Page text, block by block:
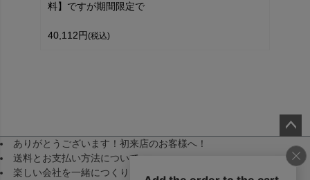
料】ですが期間限定で
40,112円 (税込)
ペー
ジト
ありがとうございます！初来店のお客様へ！
送料とお支払い方法について
楽しい会社を一緒につくりませんか！（採用）